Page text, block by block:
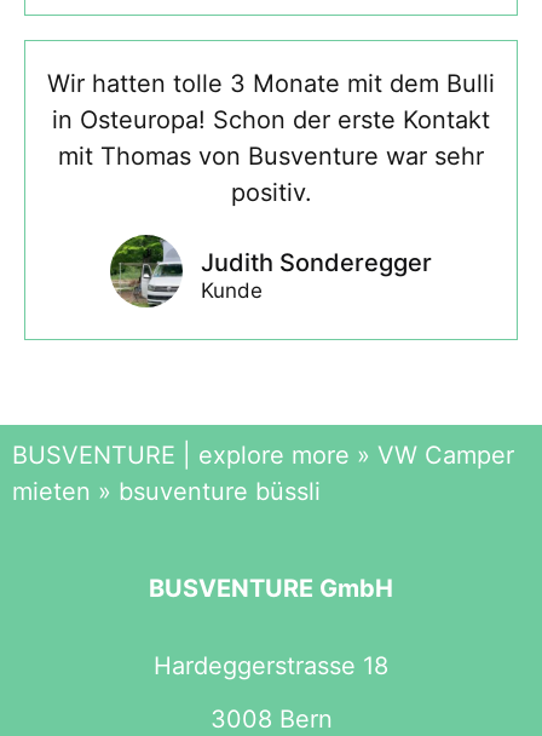
Wir hatten tolle 3 Monate mit dem Bulli
in Osteuropa! Schon der erste Kontakt
mit Thomas von Busventure war sehr
positiv.
Judith Sonderegger
Kunde
BUSVENTURE | explore more » VW Camper
mieten » bsuventure büssli
BUSVENTURE GmbH
Hardeggerstrasse 18
3008 Bern